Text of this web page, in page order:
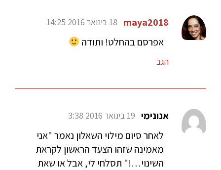
maya2018 18 בינואר 2016 14:25
אפרסם בהחלט! ותודה
הגב
אנונימי 19 בינואר 2016 3:38
לאחר סיום מילוי השאלון נאמר "אני
מאמינה שזהו הצעד הראשון לקראת
השינוי…!" תסלחי לי, אבל או שאת